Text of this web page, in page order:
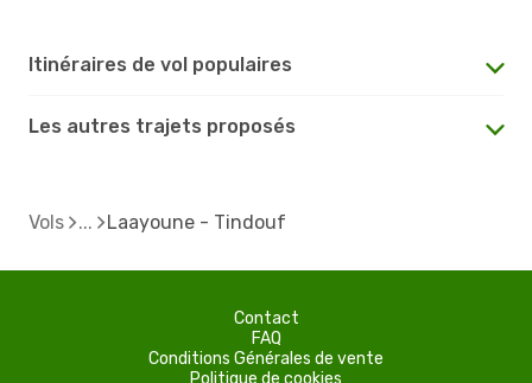
Itinéraires de vol populaires
Les autres trajets proposés
Vols Laayoune - Tindouf
Contact
FAQ
Conditions Générales de vente
Politique de cookies